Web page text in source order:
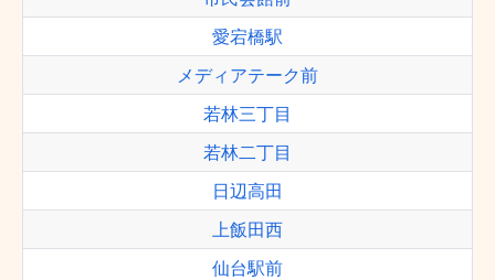
愛宕橋駅
メディアテーク前
若林三丁目
若林二丁目
日辺高田
上飯田西
仙台駅前